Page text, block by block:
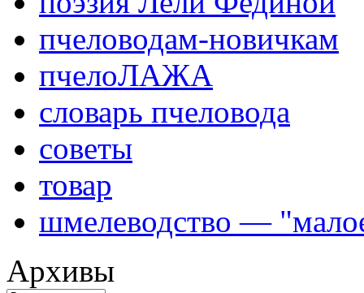
пчеловодам-новичкам
пчелоЛАЖА
словарь пчеловода
советы
товар
шмелеводство —
Архивы